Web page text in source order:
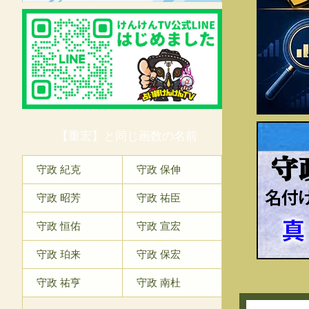
【重宏】と同じ画数の名前
守政 紀克 守政 保伸
守政 昭芳 守政 祐臣
守政 恒佑 守政 宣宏
守政 珀来 守政 保宏
守政 祐亨 守政 南杜
守